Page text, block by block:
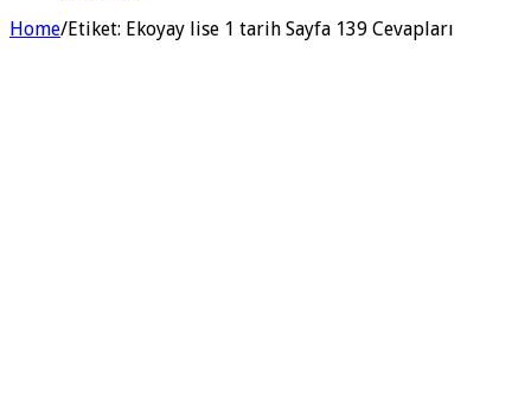
Home/Etiket: Ekoyay lise 1 tarih Sayfa 139 Cevapları